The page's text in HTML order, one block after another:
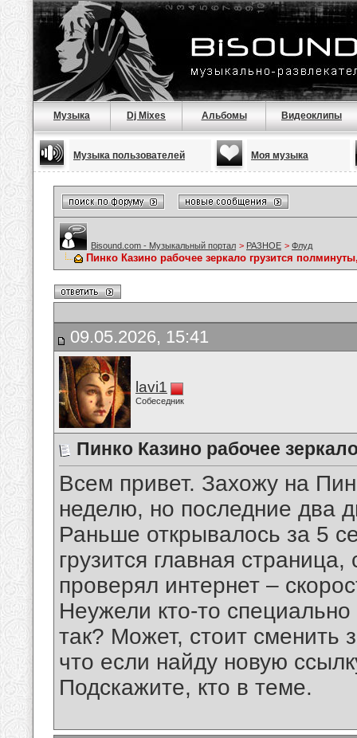
Музыка Dj Mixes Альбомы Видеоклипы
Музыка пользователей Моя музыка
Bisound.com - Музыкальный портал > РАЗНОЕ > Флуд
Пинко Казино рабочее зеркало грузится
09.05.2026, 15:41
lavi1
Собеседник
Пинко Казино рабочее
Всем привет. Захожу на
неделю, но последние два
Раньше открывалось за 5
грузится главная
проверял интернет –
Неужели кто-то
так? Может, стоит сменить
что если найду новую
Подскажите, кто в теме.